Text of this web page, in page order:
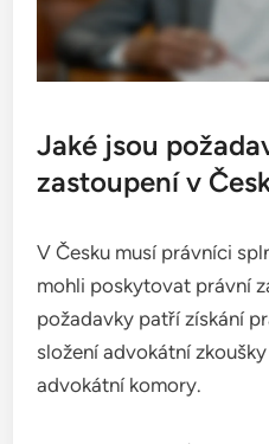
Jaké jsou
zastoupení v
V Česku musí právníci
mohli poskytovat právní
požadavky patří získání
složení advokátní
advokátní komory.